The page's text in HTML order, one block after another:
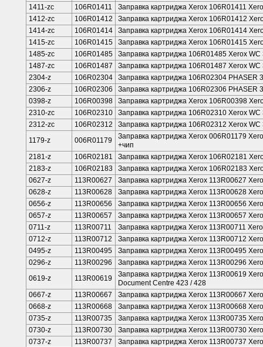
1411-zc
106R01411
Заправка картриджа Xerox 106R01411
1412-zc
106R01412
Заправка картриджа Xerox 106R01412
1414-zc
106R01414
Заправка картриджа Xerox 106R01414
1415-zc
106R01415
Заправка картриджа Xerox 106R01415
1485-zc
106R01485
Заправка картриджа 106R01485 Xerox WC
1487-zc
106R01487
Заправка картриджа 106R01487 Xerox WC
2304-z
106R02304
Заправка картриджа 106R02304 PHASER
2306-z
106R02306
Заправка картриджа 106R02306 PHASER
0398-z
106R00398
Заправка картриджа Xerox 106R00398
2310-zc
106R02310
Заправка картриджа 106R02310 Xerox WC
2312-zc
106R02312
Заправка картриджа 106R02312 Xerox WC
1179-z
006R01179
Заправка картриджа Xerox 006R01179
+чип
2181-z
106R02181
Заправка картриджа Xerox 106R02181
2183-z
106R02183
Заправка картриджа Xerox 106R02183
0627-z
113R00627
Заправка картриджа Xerox 113R00627
0628-z
113R00628
Заправка картриджа Xerox 113R00628
0656-z
113R00656
Заправка картриджа Xerox 113R00656
0657-z
113R00657
Заправка картриджа Xerox 113R00657
0711-z
113R00711
Заправка картриджа Xerox 113R00711
0712-z
113R00712
Заправка картриджа Xerox 113R00712
0495-z
113R00495
Заправка картриджа Xerox 113R00495
0296-z
113R00296
Заправка картриджа Xerox 113R00296
0619-z
113R00619
Заправка картриджа Xerox 113R00619
Document Centre 423 / 428
0667-z
113R00667
Заправка картриджа Xerox 113R00667
0668-z
113R00668
Заправка картриджа Xerox 113R00668
0735-z
113R00735
Заправка картриджа Xerox 113R00735
0730-z
113R00730
Заправка картриджа Xerox 113R00730
0737-z
113R00737
Заправка картриджа Xerox 113R00737